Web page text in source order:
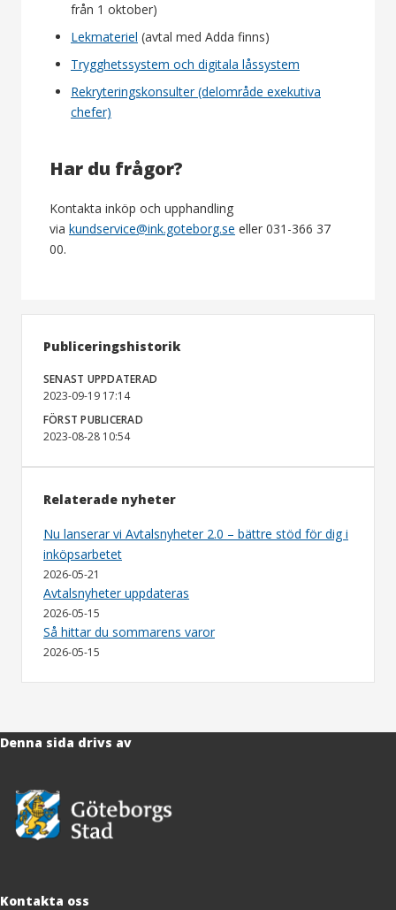
från 1 oktober)
Lekmateriel (avtal med Adda finns)
Trygghetssystem och digitala låssystem
Rekryteringskonsulter (delområde exekutiva
chefer)
Har du frågor?
Kontakta inköp och upphandling
via kundservice@ink.goteborg.se eller 031-366 37
00.
Publiceringshistorik
SENAST UPPDATERAD
2023-09-19 17:14
FÖRST PUBLICERAD
2023-08-28 10:54
Relaterade nyheter
Nu lanserar vi Avtalsnyheter 2.0 – bättre stöd för dig i
inköpsarbetet
2026-05-21
Avtalsnyheter uppdateras
2026-05-15
Så hittar du sommarens varor
2026-05-15
Denna sida drivs av
Kontakta oss